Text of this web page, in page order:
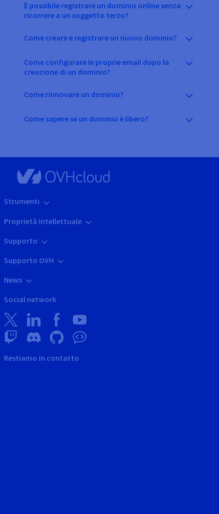
È possibile registrare un dominio online senza
ricorrere a un soggetto terzo?
Come creare e registrare un nuovo dominio?
Come configurare le proprie email dopo la
creazione di un dominio?
Come rinnovare un dominio?
Come sapere se un dominio è libero?
Strumenti
Proprietà Intellettuale
Supporto
Supporto OVH
News
Social network
Restiamo in contatto